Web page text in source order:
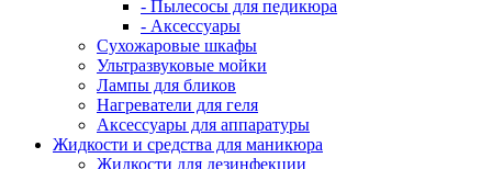
- Пылесосы для педикюра
- Аксессуары
Сухожаровые шкафы
Ультразвуковые мойки
Лампы для бликов
Нагреватели для геля
Аксессуары для аппаратуры
Жидкости и средства для маникюра
Жидкости для дезинфекции